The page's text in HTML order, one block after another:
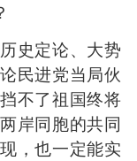
史定论、大势
民进党当局伙
不了祖国终将
岸同胞的共同
，也一定能实